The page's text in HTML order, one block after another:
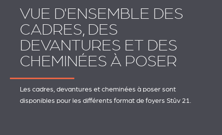
VUE D'ENSEMBLE DES
CADRES, DES
DEVANTURES ET DES
CHEMINÉES À POSER
Les cadres, devantures et cheminées à poser sont
disponibles pour les différents format de foyers Stûv 21.